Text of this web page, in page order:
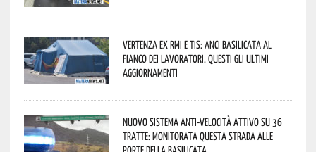
Vertenza ex RMI e TIS: ANCI Basilicata al
fianco dei lavoratori. Questi gli ultimi
aggiornamenti
Nuovo sistema anti-velocità attivo su 36
tratte: monitorata questa strada alle